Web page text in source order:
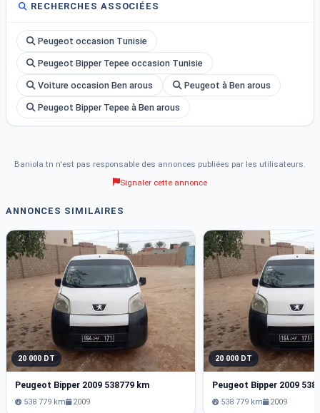
RECHERCHES ASSOCIÉES
Peugeot occasion Tunisie
Peugeot Bipper Tepee occasion Tunisie
Voiture occasion Ben arous Peugeot à Ben arous
Peugeot Bipper Tepee à Ben arous
Baniola.tn n'est pas responsable des annonces publiées par les utilisateurs.
Signaler cette annonce
ANNONCES SIMILAIRES
20 000 DT
Peugeot Bipper 2009 538779 km
538 779 km 2009
20 000 DT
Peugeot Bipper 2009
538 779 km 2009